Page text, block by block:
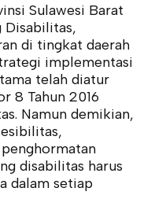
Sulawesi Barat
Disabilitas,
di tingkat daerah
implementasi
telah diatur
8 Tahun 2016
Namun demikian,
disabilitas harus
dalam setiap